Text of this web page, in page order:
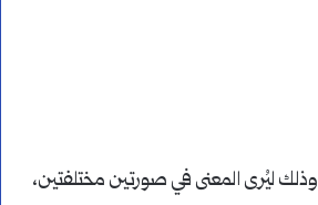
وذلك ليُرى المعنى في صورتين مختلفتين،